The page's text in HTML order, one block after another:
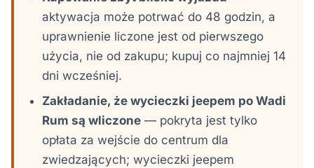
aktywacja może potrwać do 48 godzin, a
uprawnienie liczone jest od pierwszego
użycia, nie od zakupu; kupuj co najmniej 14
dni wcześniej.
Zakładanie, że wycieczki jeepem po Wadi
Rum są wliczone — pokryta jest tylko
opłata za wejście do centrum dla
zwiedzających; wycieczki jeepem